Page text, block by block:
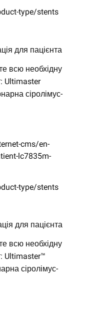
type/stents
для пацієнта
всю необхідну
Ultimaster
сіролімус-
cms/en-
lc7835m-
type/stents
для пацієнта
всю необхідну
Ultimaster™
сіролімус-